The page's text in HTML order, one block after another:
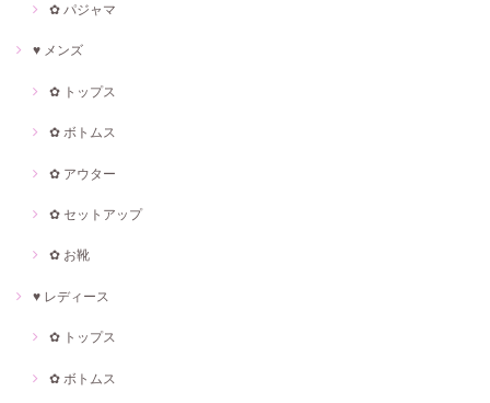
✿ パジャマ
♥ メンズ
✿ トップス
✿ ボトムス
✿ アウター
✿ セットアップ
✿ お靴
♥ レディース
✿ トップス
✿ ボトムス